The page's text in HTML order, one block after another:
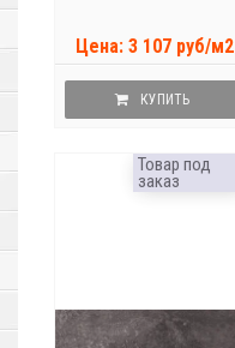
Цена: 3 107 руб/м2
КУПИТЬ
Товар под
заказ